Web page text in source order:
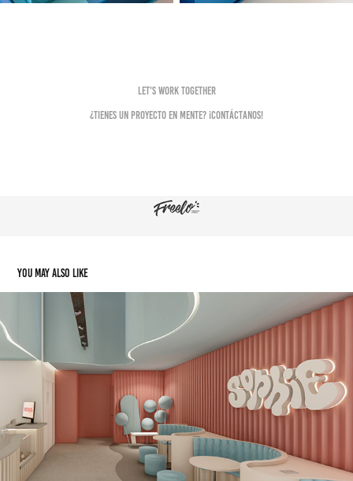
Let's work together
¿Tienes un proyecto en mente? ¡Contáctanos!
You may also like
Modelado 3D y Renders | Sophie
2024